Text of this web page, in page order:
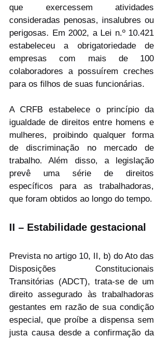
que exercessem atividades
consideradas penosas, insalubres ou
perigosas. Em 2002, a Lei n.º 10.421
estabeleceu a obrigatoriedade de
empresas com mais de 100
colaboradores a possuírem creches
para os filhos de suas funcionárias.
A CRFB estabelece o princípio da
igualdade de direitos entre homens e
mulheres, proibindo qualquer forma
de discriminação no mercado de
trabalho. Além disso, a legislação
prevê uma série de direitos
específicos para as trabalhadoras,
que foram obtidos ao longo do tempo.
II – Estabilidade gestacional
Prevista no artigo 10, II, b) do Ato das
Disposições Constitucionais
Transitórias (ADCT), trata-se de um
direito assegurado às trabalhadoras
gestantes em razão de sua condição
especial, que proíbe a dispensa sem
justa causa desde a confirmação da